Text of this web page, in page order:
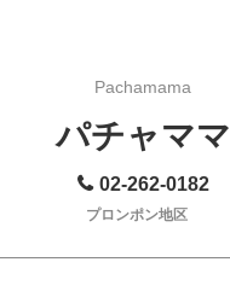
Pachamama
パチャママ
02-262-0182
プロンポン地区